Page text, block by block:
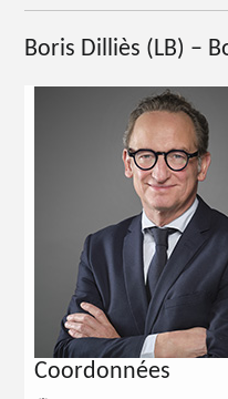
Boris Dilliès (LB) –
Coordonnées